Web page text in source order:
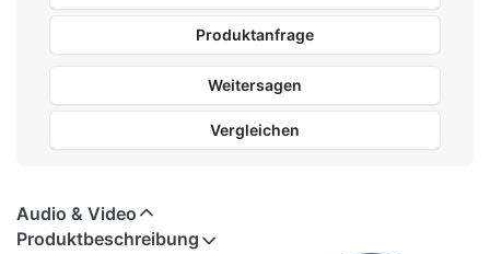
Produktanfrage
Weitersagen
Vergleichen
Audio & Video
Produktbeschreibung